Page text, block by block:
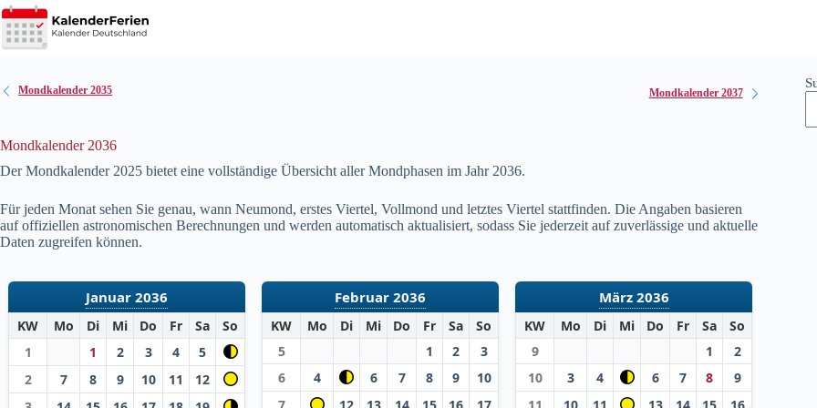
Zum
Inhalt
springen
Mondkalender 2035 Mondkalender 2037
Mondkalender 2036
Der Mondkalender 2025 bietet eine vollständige Übersicht aller Mondphasen im Jahr 2036.
Für jeden Monat sehen Sie genau, wann Neumond, erstes Viertel, Vollmond und letztes Viertel stattfinden. Die Angaben basieren
auf offiziellen astronomischen Berechnungen und werden automatisch aktualisiert, sodass Sie jederzeit auf zuverlässige und aktuelle
Daten zugreifen können.
Januar 2036
KW Mo Di Mi Do Fr Sa
So
1
1 2 3 4
5
2
7 8 9 10 11
12
Februar 2036
KW Mo Di Mi Do Fr Sa
So
5
1 2
3
6
4 6 7 8 9
10
7
12 13 14 15 16
17
März 2036
KW Mo Di Mi Do Fr Sa
So
9
1
2
10
3 4 6 7 8
9
11
10 11 13 14 15
16